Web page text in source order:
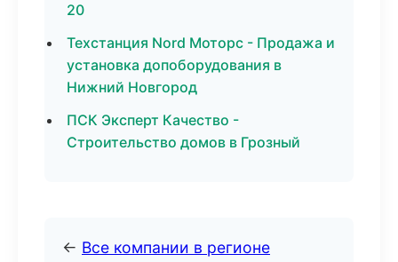
20
Техстанция Nord Моторс - Продажа и
установка допоборудования в
Нижний Новгород
ПСК Эксперт Качество -
Строительство домов в Грозный
← Все компании в регионе